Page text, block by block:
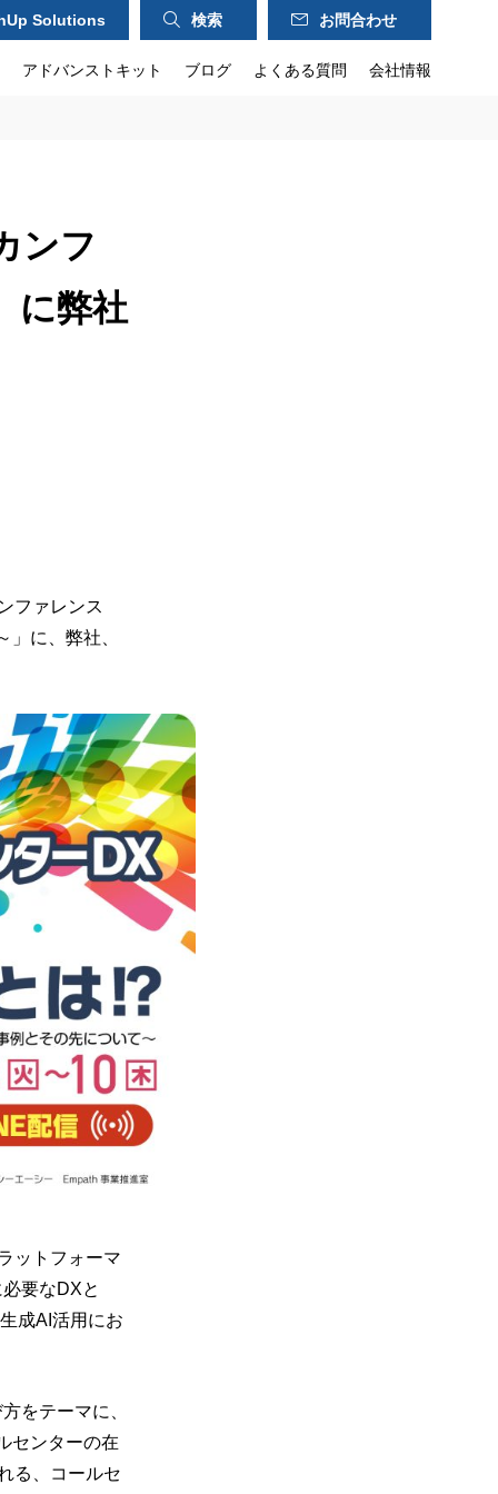
Solutions 検索 お問合わせ
アドバンストキット ブログ よくある質問 会社情報
ンフ
に弊社
ファレンス
」に、弊社、
ットフォーマ
要なDXと
成AI活用にお
をテーマに、
センターの在
る、コールセ